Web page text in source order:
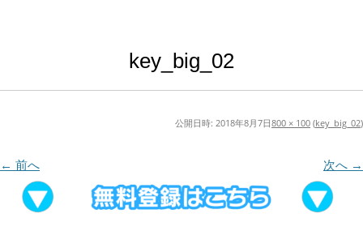
key_big_02
公開日時: 2018年8月7日800 × 100 (key_big_02)
← 前へ 次へ →